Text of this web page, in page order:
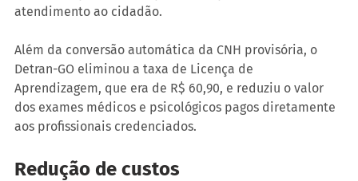
atendimento ao cidadão.
Além da conversão automática da CNH provisória, o
Detran-GO eliminou a taxa de Licença de
Aprendizagem, que era de R$ 60,90, e reduziu o valor
dos exames médicos e psicológicos pagos diretamente
aos profissionais credenciados.
Redução de custos